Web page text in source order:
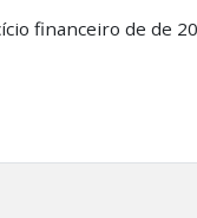
financeiro de de